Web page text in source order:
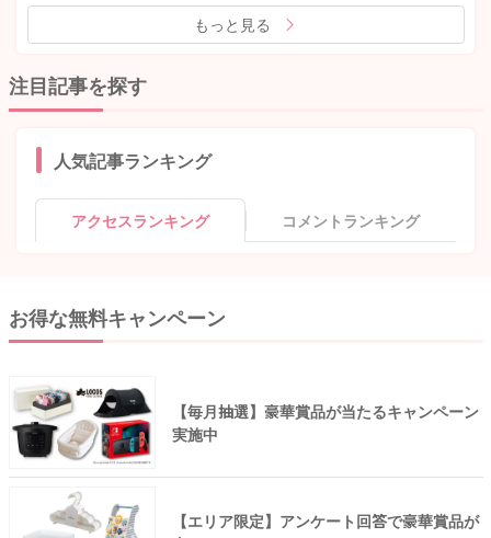
もっと見る
注目記事を探す
人気記事ランキング
アクセスランキング コメントランキング
お得な無料キャンペーン
【毎月抽選】豪華賞品が当たるキャンペーン
実施中
【エリア限定】アンケート回答で豪華賞品が